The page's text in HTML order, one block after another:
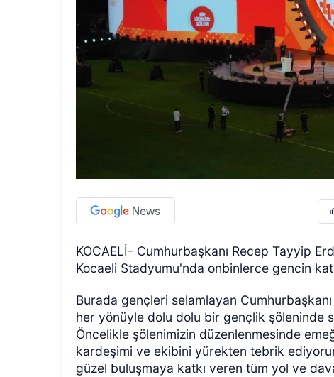
KOCAELİ- Cumhurbaşkanı Recep Tayyip
Kocaeli Stadyumu'nda onbinlerce gencin
Burada gençleri selamlayan
her yönüyle dolu dolu bir gençlik şöleninde
Öncelikle şölenimizin düzenlenmesinde
kardeşimi ve ekibini yürekten tebrik
güzel buluşmaya katkı veren tüm yol ve